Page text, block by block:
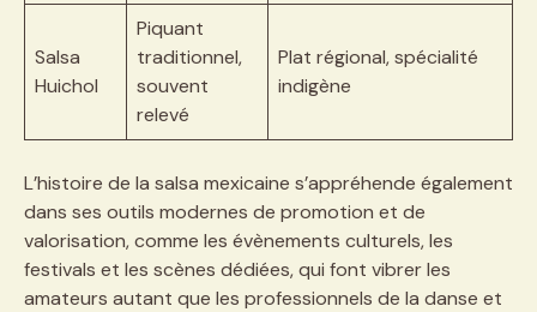
Salsa
Huichol
Piquant
traditionnel,
souvent
relevé
Plat régional, spécialité
indigène
L’histoire de la salsa mexicaine s’appréhende également
dans ses outils modernes de promotion et de
valorisation, comme les évènements culturels, les
festivals et les scènes dédiées, qui font vibrer les
amateurs autant que les professionnels de la danse et